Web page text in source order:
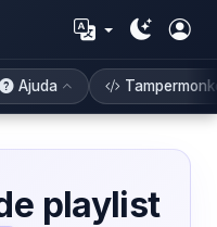
Ajuda
playlist